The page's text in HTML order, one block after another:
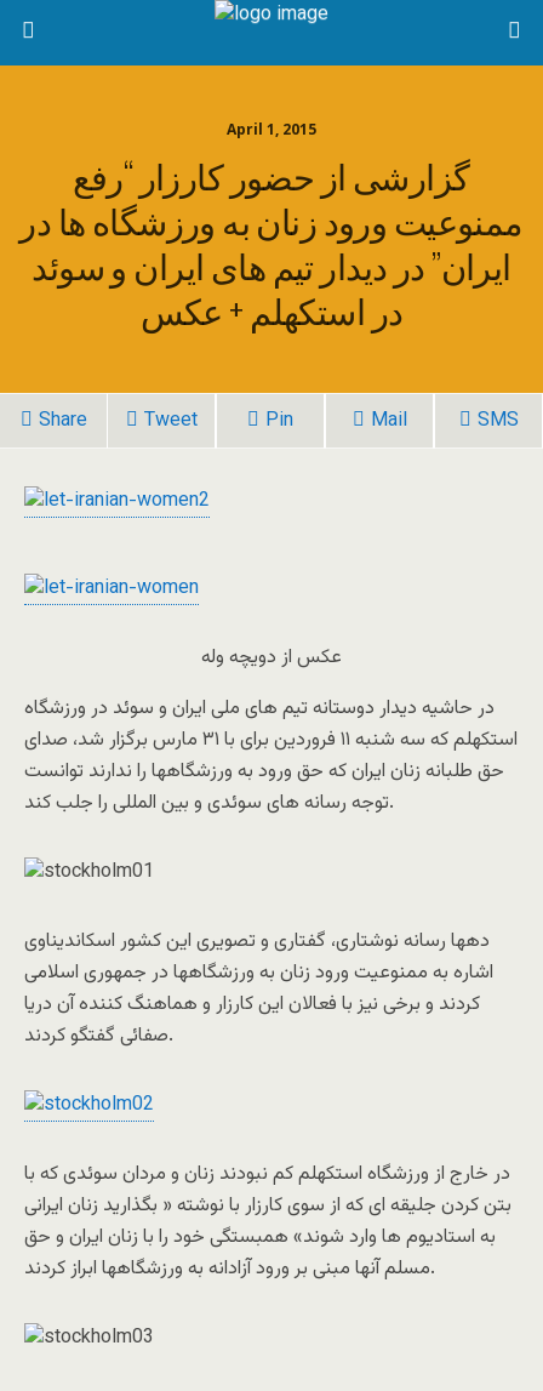
April 1, 2015
گزارشی از حضور کارزار “رفع
ممنوعيت ورود زنان به ورزشگاه ها در
ايران” در ديدار تيم های ايران و سوئد
در استکهلم + عکس
Share Tweet Pin Mail SMS
عکس از دويچه وله
در حاشيه ديدار دوستانه تيم های ملی ايران و سوئد در ورزشگاه
استکهلم که سه شنبه ۱۱ فروردين برای با ۳۱ مارس برگزار شد، صدای
حق طلبانه زنان ايران که حق ورود به ورزشگاهها را ندارند توانست
توجه رسانه های سوئدی و بين المللی را جلب کند.
دهها رسانه نوشتاری، گفتاری و تصويری اين کشور اسکانديناوی
اشاره به ممنوعيت ورود زنان به ورزشگاهها در جمهوری اسلامی
کردند و برخی نيز با فعالان اين کارزار و هماهنگ کننده آن دريا
صفائی گفتگو کردند.
در خارج از ورزشگاه استکهلم کم نبودند زنان و مردان سوئدی که با
بتن کردن جليقه ای که از سوی کارزار با نوشته « بگذاريد زنان ايرانی
به استاديوم ها وارد شوند» همبستگی خود را با زنان ايران و حق
مسلم آنها مبنی بر ورود آزادانه به ورزشگاهها ابراز کردند.